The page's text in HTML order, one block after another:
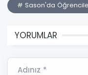
# Sason'da
YORUMLAR
Adınız *